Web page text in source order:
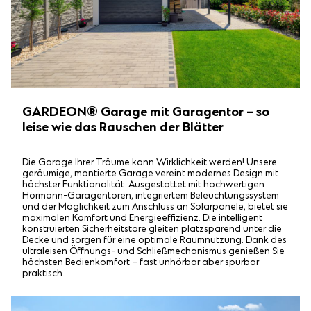
GARDEON® Garage mit Garagentor – so
leise wie das Rauschen der Blätter
Die Garage Ihrer Träume kann Wirklichkeit werden! Unsere
geräumige, montierte Garage vereint modernes Design mit
höchster Funktionalität. Ausgestattet mit hochwertigen
Hörmann-Garagentoren, integriertem Beleuchtungssystem
und der Möglichkeit zum Anschluss an Solarpanele, bietet sie
maximalen Komfort und Energieeffizienz. Die intelligent
konstruierten Sicherheitstore gleiten platzsparend unter die
Decke und sorgen für eine optimale Raumnutzung. Dank des
ultraleisen Öffnungs- und Schließmechanismus genießen Sie
höchsten Bedienkomfort – fast unhörbar aber spürbar
praktisch.